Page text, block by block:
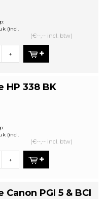
(incl.
(€--,-- incl. btw)
+
HP 338 BK
(incl.
(€--,-- incl. btw)
+
Canon PGI 5 & BCI